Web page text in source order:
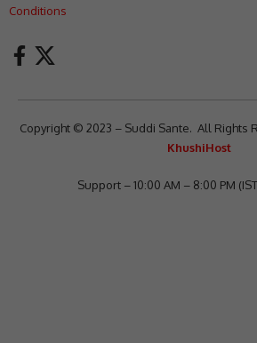
Conditions
Copyright © 2023 – Suddi Sante. All Rights
KhushiHost
Support – 10:00 AM – 8:00 PM